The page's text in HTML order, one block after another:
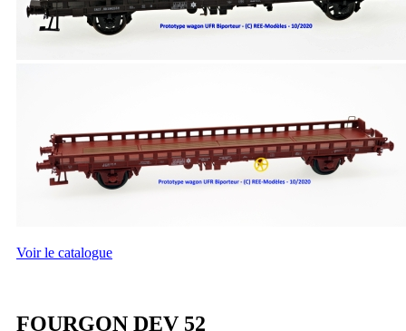
Voir le catalogue
FOURGON DEV 52